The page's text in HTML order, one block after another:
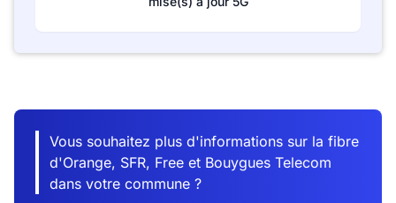
Vous souhaitez plus d'informations sur la fibre
d'Orange, SFR, Free et Bouygues Telecom
dans votre commune ?